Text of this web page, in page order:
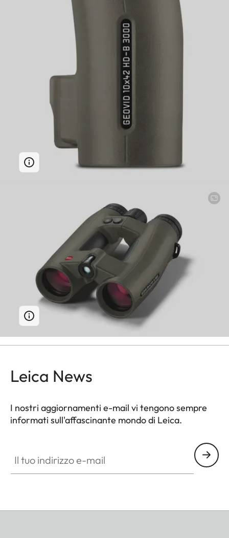
Leica News
I nostri aggiornamenti e-mail vi tengono sempre
informati sull'affascinante mondo di Leica.